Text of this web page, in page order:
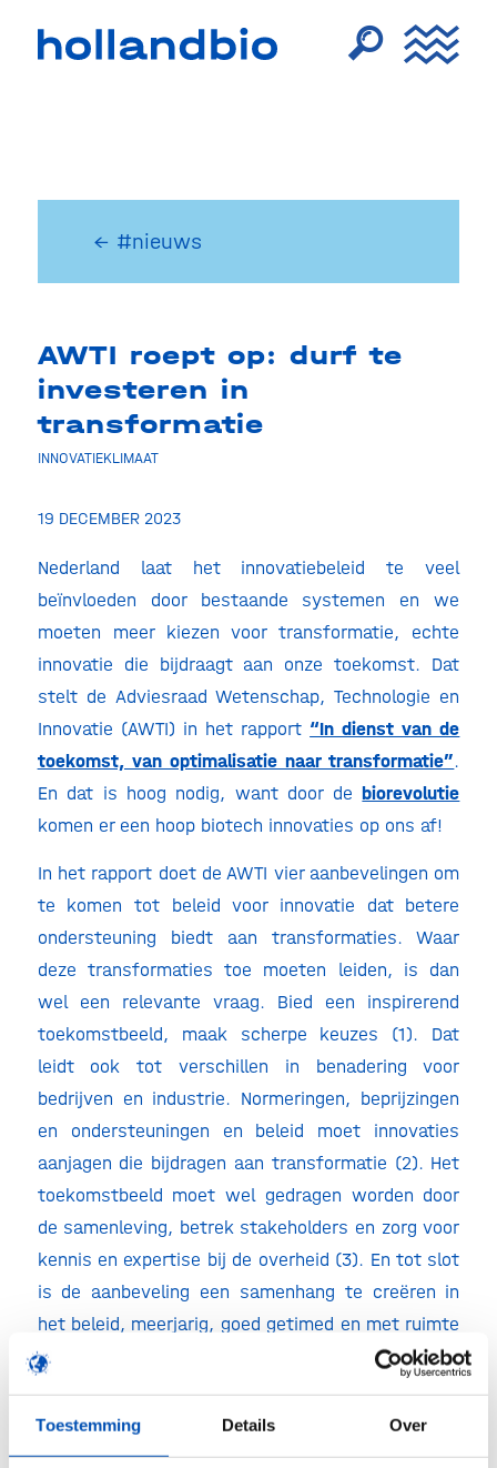
Toestemming Details Over
← #nieuws
AWTI roept op: durf te
investeren in
transformatie
INNOVATIEKLIMAAT
19 DECEMBER 2023
Nederland laat het innovatiebeleid te veel
beïnvloeden door bestaande systemen en we
moeten meer kiezen voor transformatie, echte
innovatie die bijdraagt aan onze toekomst. Dat
stelt de Adviesraad Wetenschap, Technologie en
Innovatie (AWTI) in het rapport “In dienst van de
toekomst, van optimalisatie naar transformatie”.
En dat is hoog nodig, want door debiorevolutie
komen er een hoop biotech innovaties op ons af!
In het rapport doet de AWTI vier aanbevelingen om
te komen tot beleid voor innovatie dat betere
ondersteuning biedt aan transformaties. Waar
deze transformaties toe moeten leiden, is dan
wel een relevante vraag. Bied een inspirerend
toekomstbeeld, maak scherpe keuzes (1). Dat
leidt ook tot verschillen in benadering voor
bedrijven en industrie. Normeringen, beprijzingen
en ondersteuningen en beleid moet innovaties
aanjagen die bijdragen aan transformatie (2). Het
toekomstbeeld moet wel gedragen worden door
de samenleving, betrek stakeholders en zorg voor
kennis en expertise bij de overheid (3). En tot slot
is de aanbeveling een samenhang te creëren in
het beleid, meerjarig, goed getimed en met ruimte
voor verschillende fasen van innovatie (4).
die gaande is, gedreven door grote